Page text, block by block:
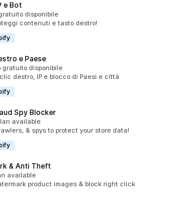
e Bot
disponibile
contenuti e tasto destro!
e Paese
gratuito disponibile
destro, IP e blocco di Paesi e città
Spy Blocker
available
& spys to protect your store data!
& Anti Theft
available
product images & block right click